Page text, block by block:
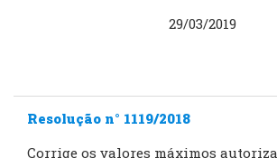
29/03/2019
Resolução n° 1119/2018
Corrige os valores máximos